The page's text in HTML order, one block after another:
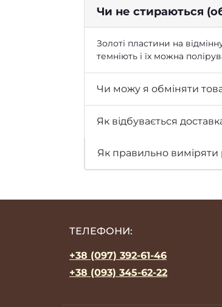
Чи не стираються
Золоті пластини на
темніють і їх можна
Чи можу я обміняти
Як відбувається
Як правильно виміряти
ТЕЛЕФОНИ:
+38 (097) 392-61-46
+38 (093) 345-62-22